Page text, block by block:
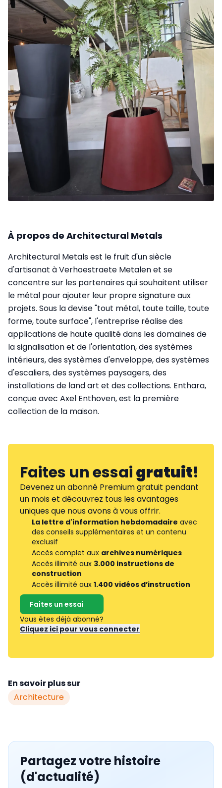
À propos de Architectural Metals
Architectural Metals est le fruit d'un siècle
d'artisanat à Verhoestraete Metalen et se
concentre sur les partenaires qui souhaitent utiliser
le métal pour ajouter leur propre signature aux
projets. Sous la devise "tout métal, toute taille, toute
forme, toute surface", l'entreprise réalise des
applications de haute qualité dans les domaines de
la signalisation et de l'orientation, des systèmes
intérieurs, des systèmes d'enveloppe, des systèmes
d'escaliers, des systèmes paysagers, des
installations de land art et des collections. Enthara,
conçue avec Axel Enthoven, est la première
collection de la maison.
Faites un essaigratuit!
Devenez un abonné Premium gratuit pendant
un mois et découvrez tous les avantages
uniques que nous avons à vous offrir.
La lettre d'information hebdomadaire avec
des conseils supplémentaires et un contenu
exclusif
Accès complet aux archives numériques
Accès illimité aux 3.000 instructions de
construction
Accès illimité aux 1.400 vidéos d’instruction
Faites un essai
Vous êtes déjà abonné?
Cliquez ici pour vous connecter
En savoir plus sur
Architecture
Partagez votre histoire
(d'actualité)